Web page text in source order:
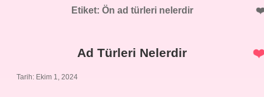
Etiket: Ön ad türleri nelerdir
Ad Türleri Nelerdir
Tarih: Ekim 1, 2024